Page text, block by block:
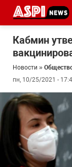
Кабмин
Новости »
пн, 10/25/2021 -
#ООС
#боротьба
з
корупцією